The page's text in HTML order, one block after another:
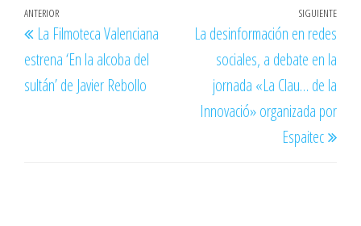
Navegación
de
entradas
Entrada
anterior
ANTERIOR
La Filmoteca Valenciana
estrena ‘En la alcoba del
sultán’ de Javier Rebollo
SIGUIENTE
La desinformación en redes
sociales, a debate en la
jornada «La Clau… de la
Innovació» organizada por
Espaitec